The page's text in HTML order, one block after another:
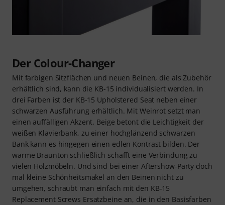
Der Colour-Changer
Mit farbigen Sitzflächen und neuen Beinen, die als Zubehör
erhältlich sind, kann die KB-15 individualisiert werden. In
drei Farben ist der KB-15 Upholstered Seat neben einer
schwarzen Ausführung erhältlich. Mit Weinrot setzt man
einen auffälligen Akzent. Beige betont die Leichtigkeit der
weißen Klavierbank, zu einer hochglänzend schwarzen
Bank kann es hingegen einen edlen Kontrast bilden. Der
warme Braunton schließlich schafft eine Verbindung zu
vielen Holzmöbeln. Und sind bei einer Aftershow-Party doch
mal kleine Schönheitsmakel an den Beinen nicht zu
umgehen, schraubt man einfach mit den KB-15
Replacement Screws Ersatzbeine an, die in den Basisfarben